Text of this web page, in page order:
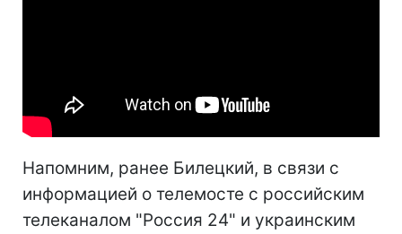
Напомним, ранее Билецкий, в связи с
информацией о телемосте с российским
телеканалом "Россия 24" и украинским